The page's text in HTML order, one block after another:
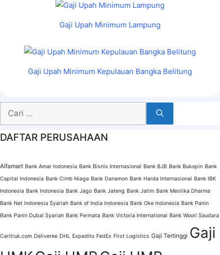
Gaji Upah Minimum Lampung
Gaji Upah Minimum Kepulauan Bangka Belitung
DAFTAR PERUSAHAAN
Alfamart Bank Amar Indonesia Bank Bisnis Internasional Bank BJB Bank Bukopin Bank
Capital Indonesia Bank Cimb Niaga Bank Danamon Bank Harda Internasional Bank IBK
Indonesia Bank Indonesia Bank Jago Bank Jateng Bank Jatim Bank Mestika Dharma
Bank Net Indonesia Syariah Bank of India Indonesia Bank Oke Indonesia Bank Panin
Bank Panin Dubai Syariah Bank Permata Bank Victoria International Bank Woori Saudara
Caritruk.com Deliveree DHL Expedito FedEx First Logistics Gaji Tertinggi Gaji